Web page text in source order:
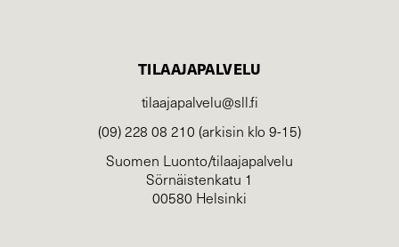
TILAAJAPALVELU
tilaajapalvelu@sll.fi
(09) 228 08 210 (arkisin klo 9-15)
Suomen Luonto/tilaajapalvelu
Sörnäistenkatu 1
00580 Helsinki